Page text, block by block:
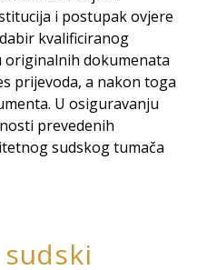
i postupak ovjere
kvalificiranog
originalnih dokumenata
prijevoda, a nakon toga
U osiguravanju
prevedenih
sudskog tumača